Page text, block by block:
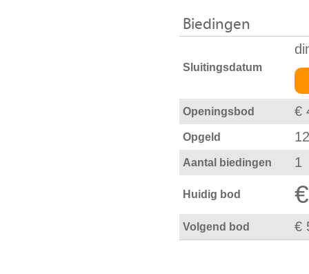
Biedingen
Sluitingsdatum
Openingsbod €
Opgeld
Aantal biedingen 1
Huidig bod
Volgend bod €